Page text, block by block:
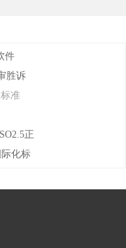
件
胜诉
准
正
化标